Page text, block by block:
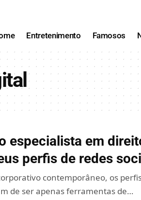
Entretenimento Famosos
especialista em
perfis de redes
contemporâneo, os
de ser apenas ferramentas de…